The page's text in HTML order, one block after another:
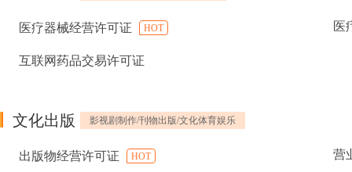
医疗器械经营许可证 HOT 医
互联网药品交易许可证
文化出版 影视剧制作/刊物出版/文化体育娱乐
出版物经营许可证 HOT 营